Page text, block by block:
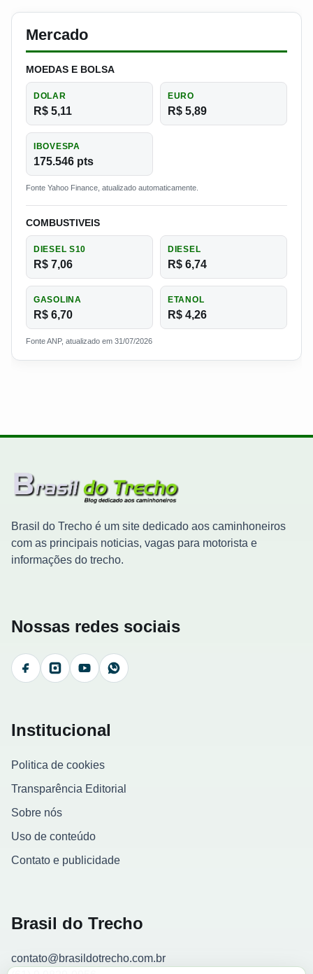
Mercado
MOEDAS E BOLSA
DOLAR
R$ 5,11
EURO
R$ 5,89
IBOVESPA
175.546 pts
Fonte Yahoo Finance, atualizado automaticamente.
COMBUSTIVEIS
DIESEL S10
R$ 7,06
DIESEL
R$ 6,74
GASOLINA
R$ 6,70
ETANOL
R$ 4,26
Fonte ANP, atualizado em 31/07/2026
Brasil do Trecho é um site dedicado aos caminhoneiros
com as principais noticias, vagas para motorista e
informações do trecho.
Nossas redes sociais
FacebookInstagramYouTubeWhatsApp
Institucional
Politica de cookies
Transparência Editorial
Sobre nós
Uso de conteúdo
Contato e publicidade
Brasil do Trecho
contato@brasildotrecho.com.br